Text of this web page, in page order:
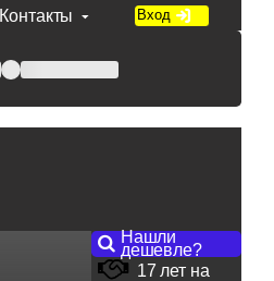
Контакты Вход
Нашли
дешевле?
17 лет на